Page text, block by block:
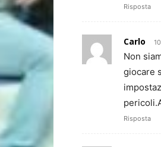
Risposta
Carlo
Non
giocare
Risposta